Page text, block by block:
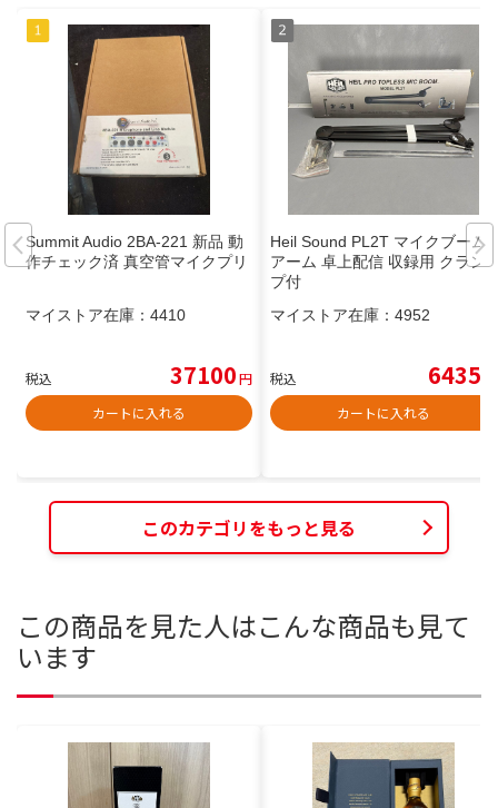
Summit Audio 2BA-221 新品 動
作チェック済 真空管マイクプリ
マイストア在庫： 4410
税込 37100円
カートに入れる
Heil Sound PL2T マイクブーム
アーム 卓上配信 収録用 クラン
プ付
マイストア在庫： 4952
税込 6435
カートに入れる
このカテゴリをもっと見る
この商品を見た人はこんな商品も見て
います